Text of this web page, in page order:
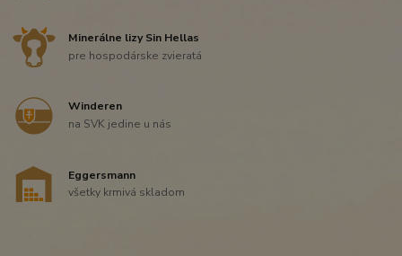
Minerálne lizy Sin Hellas
pre hospodárske zvieratá
Winderen
na SVK jedine u nás
Eggersmann
všetky krmivá skladom